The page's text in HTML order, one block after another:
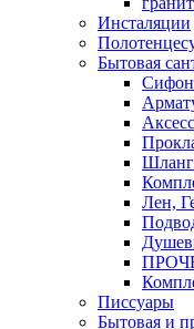
Инсталяции
Бытовая
Лен,
Писсуары
Бытовая и